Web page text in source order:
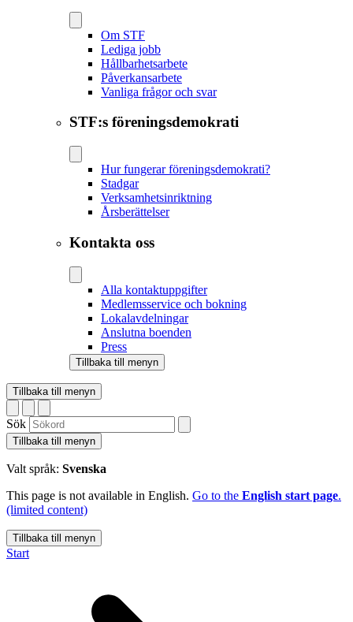
Om STF
Lediga jobb
Hållbarhetsarbete
Påverkansarbete
Vanliga frågor och svar
STF:s föreningsdemokrati
Hur fungerar föreningsdemokrati?
Stadgar
Verksamhetsinriktning
Årsberättelser
Kontakta oss
Alla kontaktuppgifter
Medlemsservice och bokning
Lokalavdelningar
Anslutna boenden
Press
Tillbaka till menyn
Tillbaka till menyn
Sök
Tillbaka till menyn
Valt språk: Svenska
This page is not available in English. Go to the English start page.
(limited content)
Tillbaka till menyn
Start